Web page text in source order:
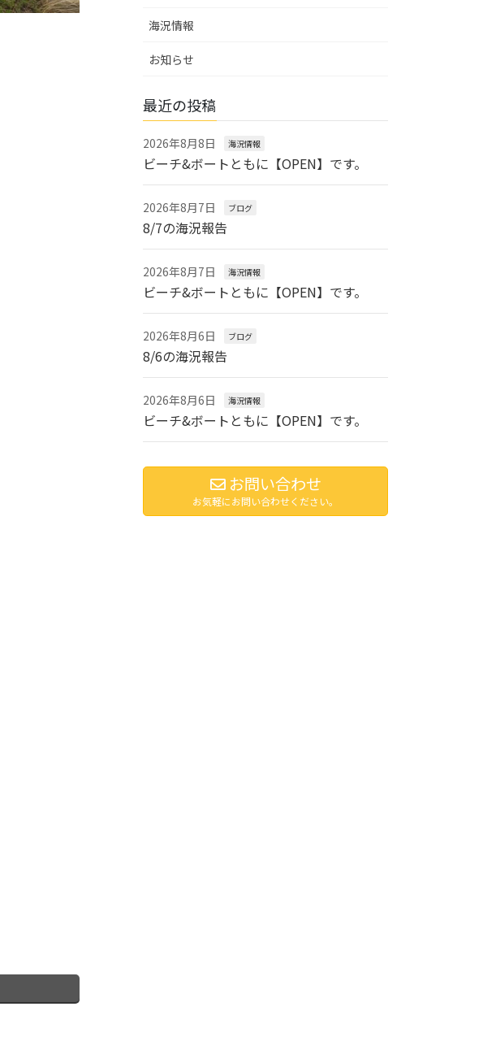
海況情報
お知らせ
最近の投稿
2026年8月8日 海況情報
ビーチ&ボートともに【OPEN】です。
2026年8月7日 ブログ
8/7の海況報告
2026年8月7日 海況情報
ビーチ&ボートともに【OPEN】です。
2026年8月6日 ブログ
8/6の海況報告
2026年8月6日 海況情報
ビーチ&ボートともに【OPEN】です。
お問い合わせ
お気軽にお問い合わせください。